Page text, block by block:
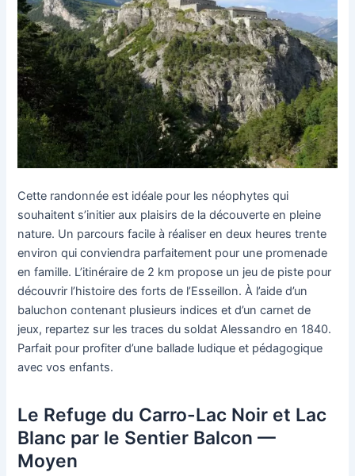
Cette randonnée est idéale pour les néophytes qui
souhaitent s’initier aux plaisirs de la découverte en pleine
nature. Un parcours facile à réaliser en deux heures trente
environ qui conviendra parfaitement pour une promenade
en famille. L’itinéraire de 2 km propose un jeu de piste pour
découvrir l’histoire des forts de l’Esseillon. À l’aide d’un
baluchon contenant plusieurs indices et d’un carnet de
jeux, repartez sur les traces du soldat Alessandro en 1840.
Parfait pour profiter d’une ballade ludique et pédagogique
avec vos enfants.
Le Refuge du Carro-Lac Noir et Lac
Blanc par le Sentier Balcon —
Moyen